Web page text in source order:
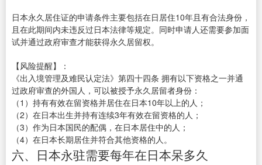
日本永久居住证的申请条件主要包括在日居住10年且有合法身份，
且在此期间内未违反过日本法律等规定。同时申请人还需要参加面
试并通过政府审查才能获得永久居留权。
【风险提醒】：
《出入境管理及难民认定法》第四十四条 拥有以下资格之一并通
过政府审查的外国人，可以被授予永久居留者身份：
（1）持有有效在留资格并居住在日本10年以上的人；
（2）在日本出生并持有连续3年有效在留资格的人；
（3）作为日本国民的配偶，在日本居住中的人；
（4）在日本长期居住并符合其他资格的人。
六、日本永驻需要每年在日本呆多久